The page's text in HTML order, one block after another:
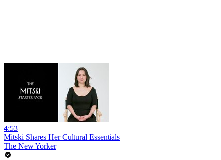
4:53
Mitski Shares Her Cultural Essentials
The New Yorker